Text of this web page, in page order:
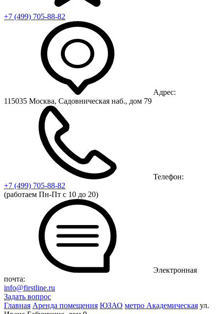
+7 (499) 705-88-82
Адрес:
115035 Москва, Садовническая наб., дом 79
Телефон:
+7 (499) 705-88-82
(работаем Пн-Пт с 10 до 20)
Электронная
почта:
info@firstline.ru
Задать вопрос
Главная Аренда помещения ЮЗАО метро Академическая ул.